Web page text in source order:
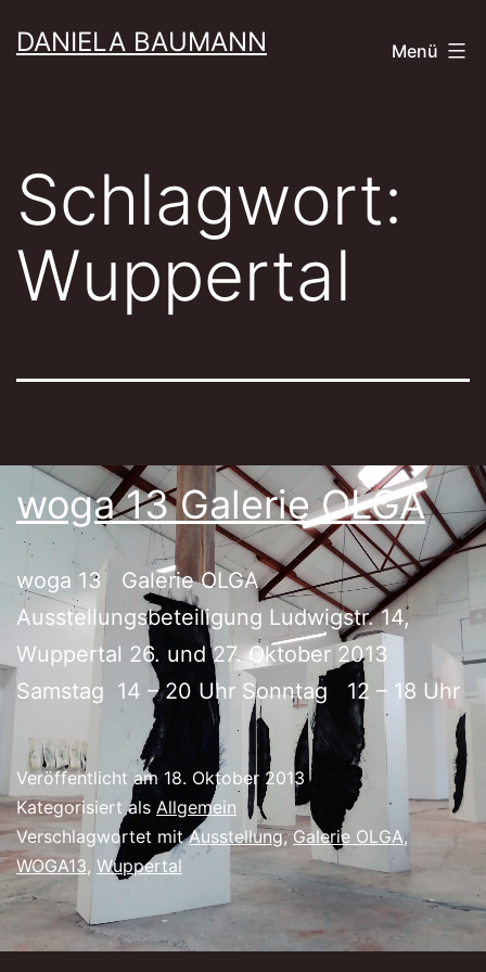
Inhalt
DANIELA BAUMANN Menü
Schlagwort:
Wuppertal
woga 13 Galerie OLGA
woga 13 Galerie OLGA
Ausstellungsbeteiligung Ludwigstr. 14,
Wuppertal 26. und 27. Oktober 2013
Samstag 14 – 20 Uhr Sonntag 12 – 18 Uhr
Veröffentlicht am 18. Oktober 2013
Kategorisiert als Allgemein
Verschlagwortet mitAusstellung,Galerie OLGA,
WOGA13, Wuppertal